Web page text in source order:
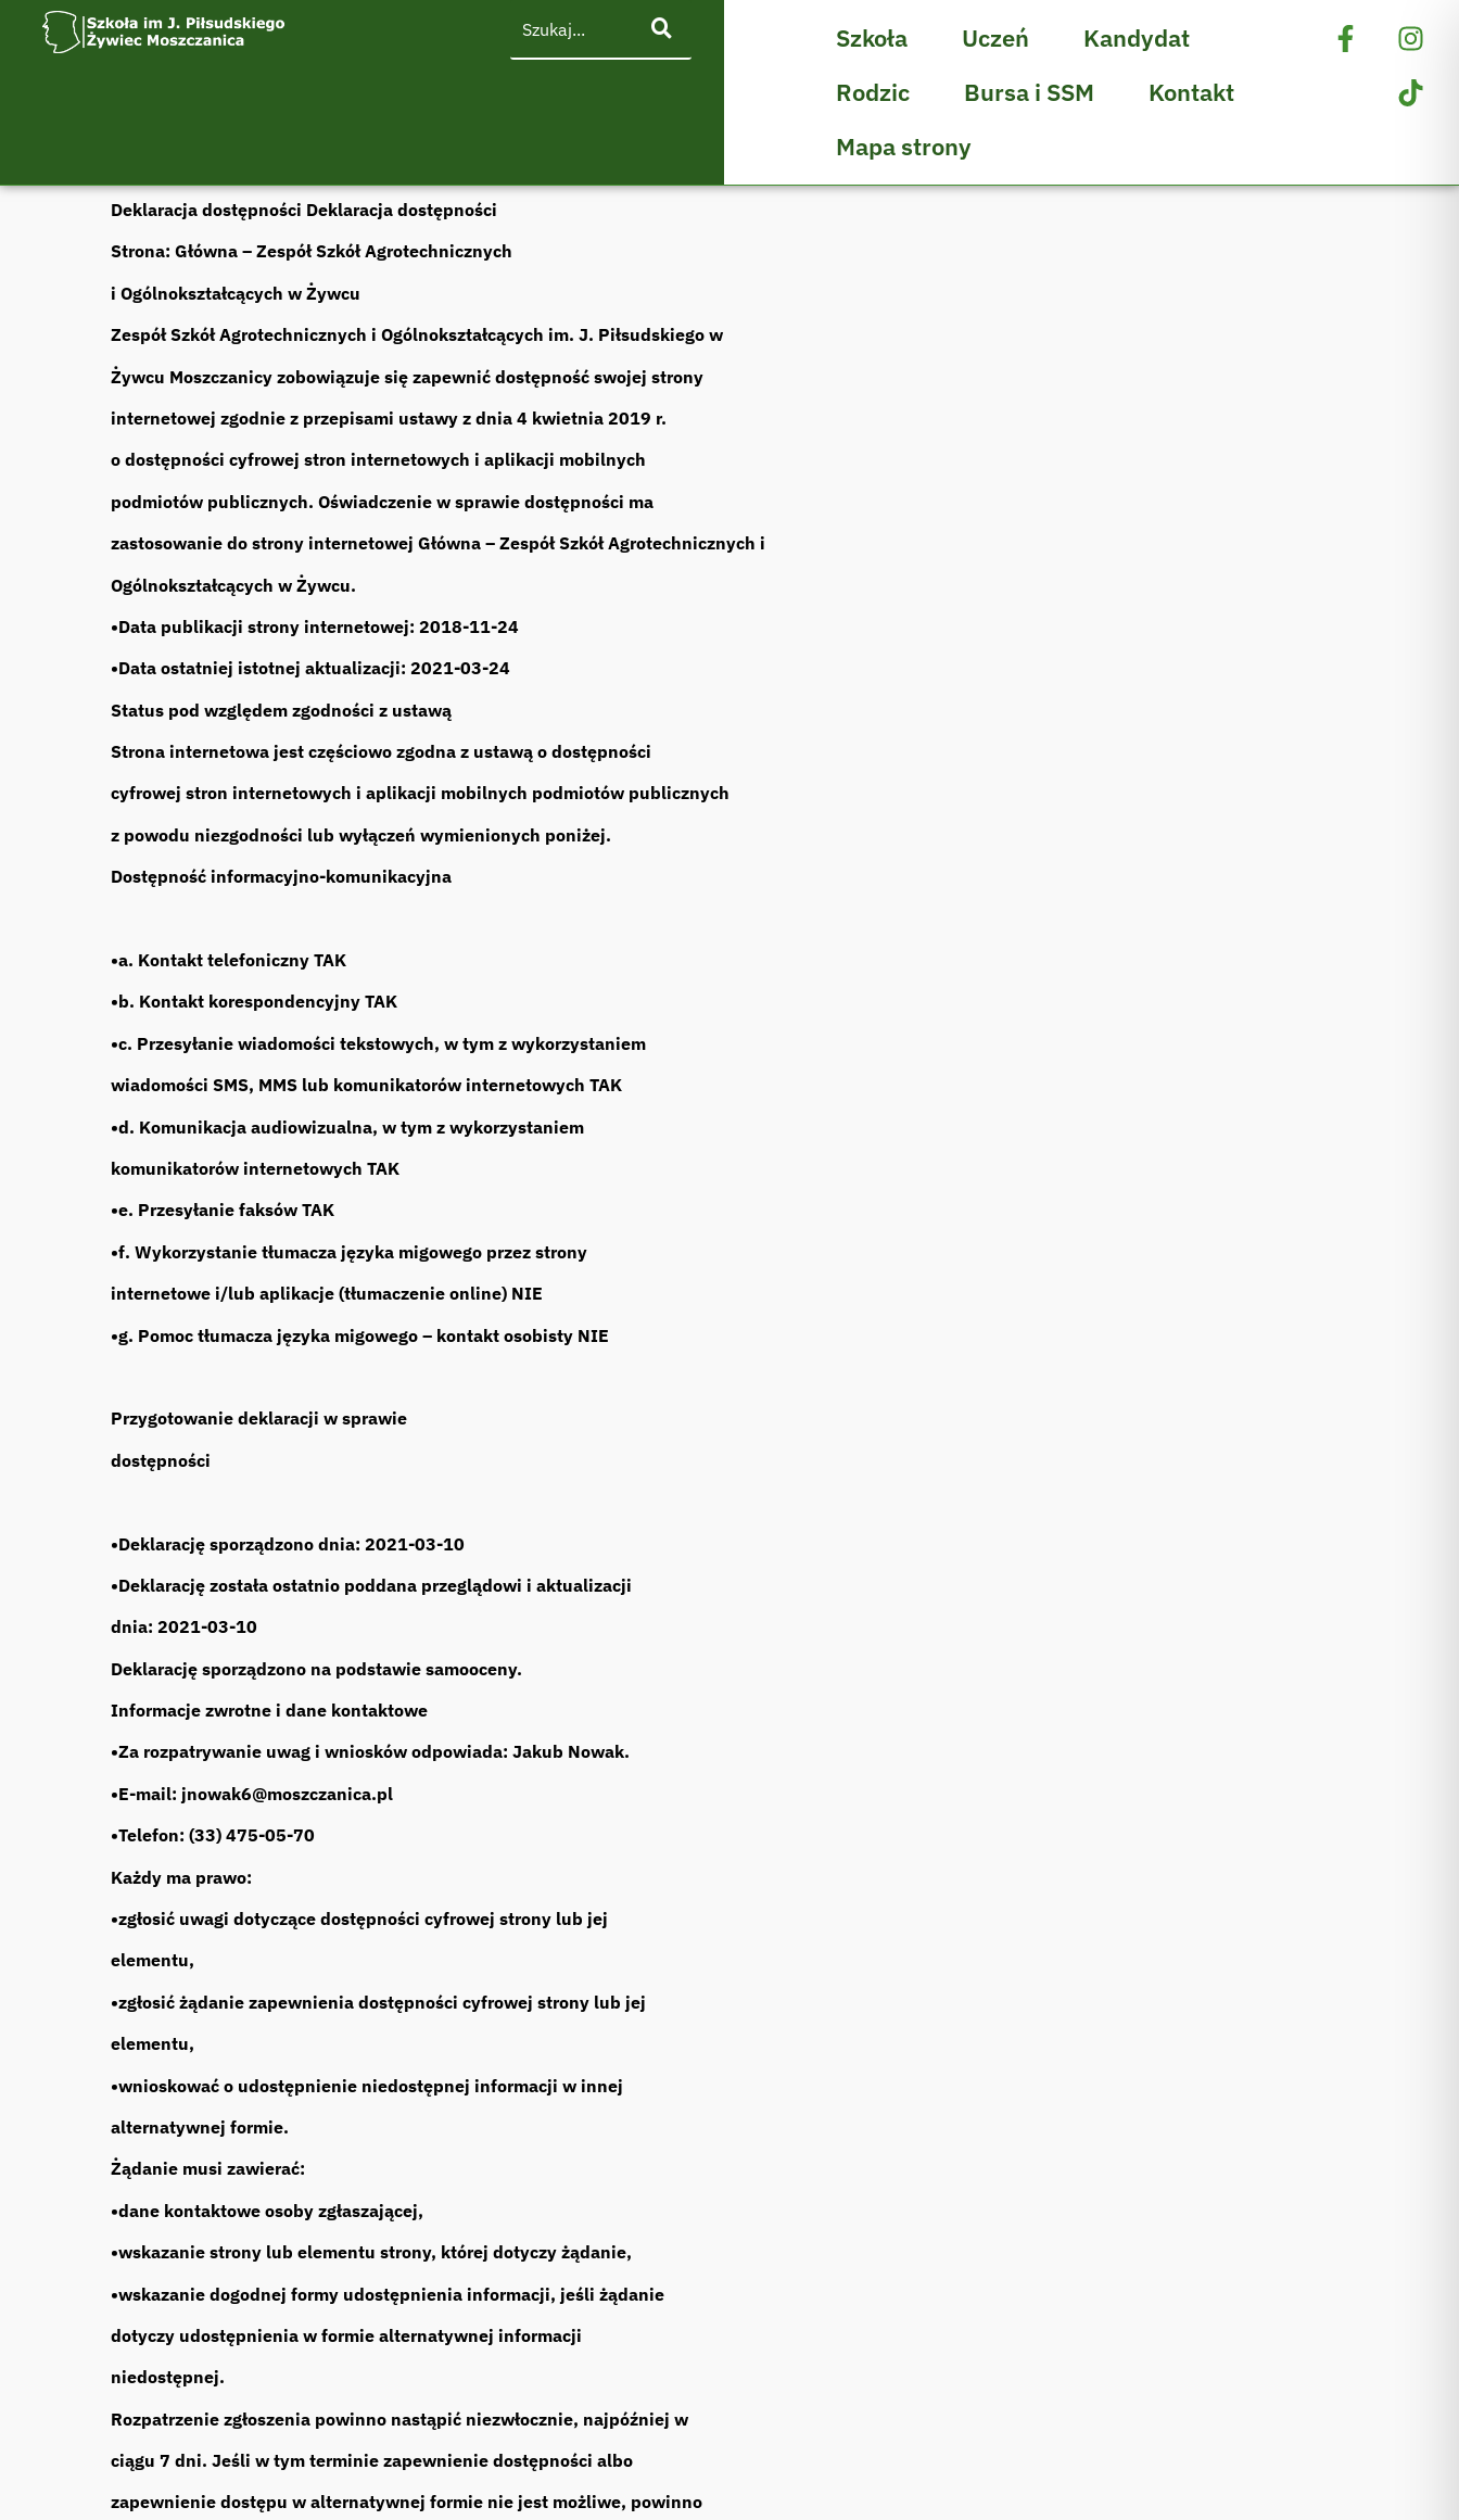
Szkoła Uczeń
Kandydat
Rodzic
Bursa i SSM
Kontakt
Mapa strony
Deklaracja dostępności Deklaracja dostępności
Strona: Główna – Zespół Szkół Agrotechnicznych
i Ogólnokształcących w Żywcu
Zespół Szkół Agrotechnicznych i Ogólnokształcących im. J. Piłsudskiego w
Żywcu Moszczanicy zobowiązuje się zapewnić dostępność swojej strony
internetowej zgodnie z przepisami ustawy z dnia 4 kwietnia 2019 r.
o dostępności cyfrowej stron internetowych i aplikacji mobilnych
podmiotów publicznych. Oświadczenie w sprawie dostępności ma
zastosowanie do strony internetowej Główna – Zespół Szkół Agrotechnicznych i
Ogólnokształcących w Żywcu.
•Data publikacji strony internetowej: 2018-11-24
•Data ostatniej istotnej aktualizacji: 2021-03-24
Status pod względem zgodności z ustawą
Strona internetowa jest częściowo zgodna z ustawą o dostępności
cyfrowej stron internetowych i aplikacji mobilnych podmiotów publicznych
z powodu niezgodności lub wyłączeń wymienionych poniżej.
Dostępność informacyjno-komunikacyjna
•a. Kontakt telefoniczny TAK
•b. Kontakt korespondencyjny TAK
•c. Przesyłanie wiadomości tekstowych, w tym z wykorzystaniem
wiadomości SMS, MMS lub komunikatorów internetowych TAK
•d. Komunikacja audiowizualna, w tym z wykorzystaniem
komunikatorów internetowych TAK
•e. Przesyłanie faksów TAK
•f. Wykorzystanie tłumacza języka migowego przez strony
internetowe i/lub aplikacje (tłumaczenie online) NIE
•g. Pomoc tłumacza języka migowego – kontakt osobisty NIE
Przygotowanie deklaracji w sprawie
dostępności
•Deklarację sporządzono dnia: 2021-03-10
•Deklarację została ostatnio poddana przeglądowi i aktualizacji
dnia: 2021-03-10
Deklarację sporządzono na podstawie samooceny.
Informacje zwrotne i dane kontaktowe
•Za rozpatrywanie uwag i wniosków odpowiada: Jakub Nowak.
•E-mail: jnowak6@moszczanica.pl
•Telefon: (33) 475-05-70
Każdy ma prawo:
•zgłosić uwagi dotyczące dostępności cyfrowej strony lub jej
elementu,
•zgłosić żądanie zapewnienia dostępności cyfrowej strony lub jej
elementu,
•wnioskować o udostępnienie niedostępnej informacji w innej
alternatywnej formie.
Żądanie musi zawierać:
•dane kontaktowe osoby zgłaszającej,
•wskazanie strony lub elementu strony, której dotyczy żądanie,
•wskazanie dogodnej formy udostępnienia informacji, jeśli żądanie
dotyczy udostępnienia w formie alternatywnej informacji
niedostępnej.
Rozpatrzenie zgłoszenia powinno nastąpić niezwłocznie, najpóźniej w
ciągu 7 dni. Jeśli w tym terminie zapewnienie dostępności albo
zapewnienie dostępu w alternatywnej formie nie jest możliwe, powinno